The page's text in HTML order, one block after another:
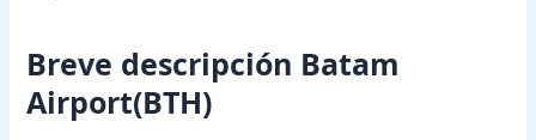
Breve descripción Batam
Airport(BTH)